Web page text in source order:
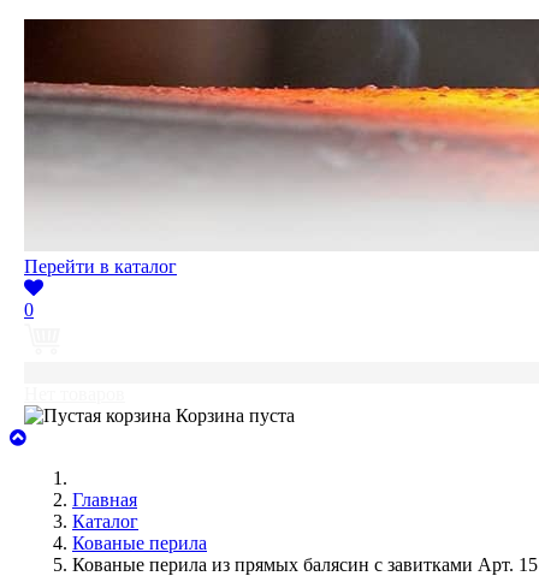
Перейти в каталог
0
Корзина пуста
Главная
Каталог
Кованые перила
Кованые перила из прямых балясин с завитками Арт. 15